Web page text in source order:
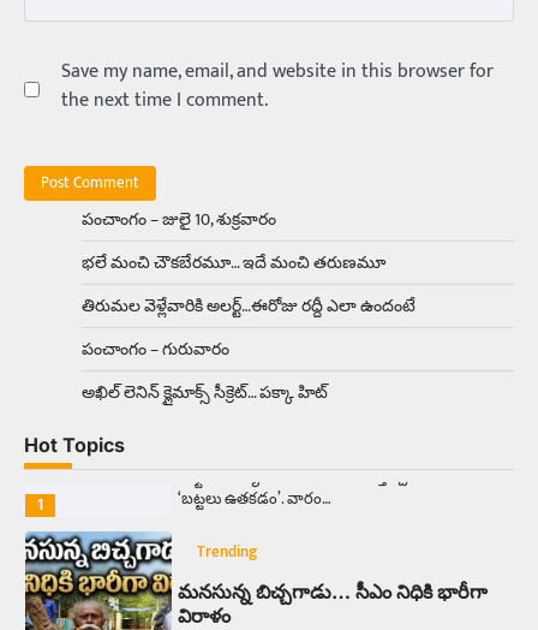
Save my name, email, and website in this browser for
the next time I comment.
పంచాంగం – జులై 10, శుక్రవారం
భలే మంచి చౌకబేరమూ… ఇదే మంచి తరుణమూ
తిరుమల వెళ్లేవారికి అలర్ట్‌…ఈరోజు రద్దీ ఎలా ఉందంటే
పంచాంగం – గురువారం
అఖిల్‌ లెనిన్ క్లైమాక్స్‌ సీక్రెట్‌… పక్కా హిట్‌
Hot Topics
అందమైన అమ్మాయిని పుత్తడి బొమ్మఅని లేదా బాపూ
అందంగా ఉంటారనే నానుడి…
Balachander
ఉత్తర ప్రదేశ్‌లోని ఝాన్సీ జిల్లాలో ఒక వింతైన రోడ్డు
ప్రమాదం చోటుచేసుకుంది. ఝాన్సీ–కాన్పూర్ జాతీయ
రహదారిపై వేల సంఖ్యలో బీరు…
1
Trending
అక్కడ ఆదివారం బట్టలు ఉతికితే…జైలుకే
సాఫ్ట్‌వేర్ ఉద్యోగి వరకు అందరికీ గుర్తొచ్చే మొదటి పని
‘బట్టలు ఉతకడం’. వారం…
Trending
మనసున్న బిచ్చగాడు… సీఎం నిధికి భారీగా
విరాళం